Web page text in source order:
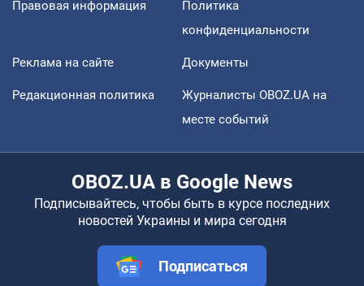
Правовая информация
Политика
конфиденциальности
Реклама на сайте Документы
Редакционная политика
Журналисты OBOZ.UA на
месте событий
OBOZ.UA в Google News
Подписывайтесь, чтобы быть в курсе последних
новостей Украины и мира сегодня
Подписаться